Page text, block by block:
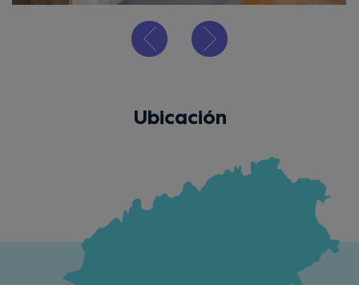
Ubicación